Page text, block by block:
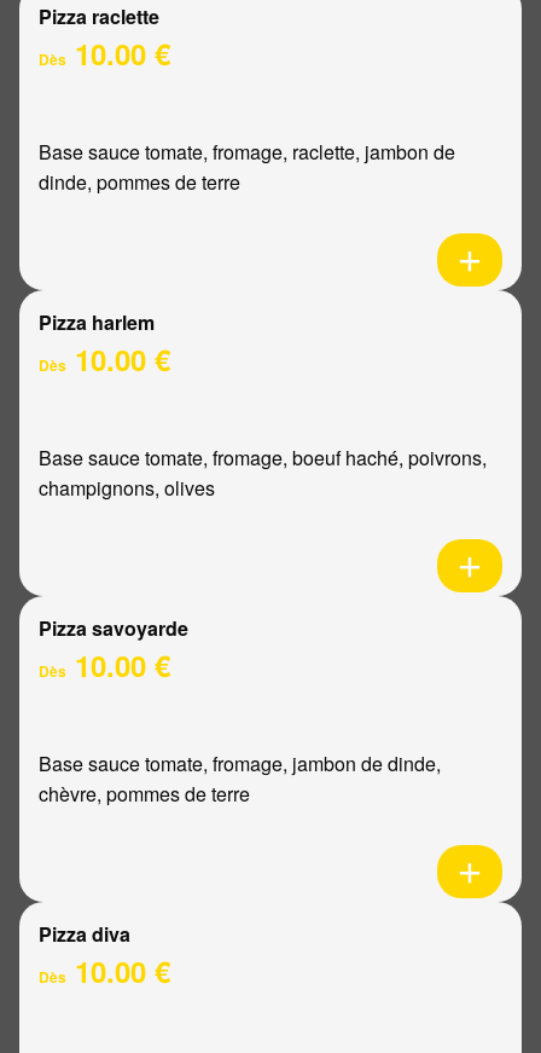
Pizza raclette
Dès 10.00 €
Base sauce tomate, fromage, raclette, jambon de
dinde, pommes de terre
Pizza harlem
Dès 10.00 €
Base sauce tomate, fromage, boeuf haché, poivrons,
champignons, olives
Pizza savoyarde
Dès 10.00 €
Base sauce tomate, fromage, jambon de dinde,
chèvre, pommes de terre
Pizza diva
Dès 10.00 €